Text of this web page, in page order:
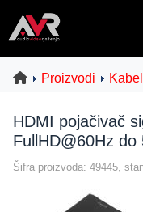
Proizvodi
HDMI pojačivač
FullHD@60Hz do
Šifra proizvoda: 49445,